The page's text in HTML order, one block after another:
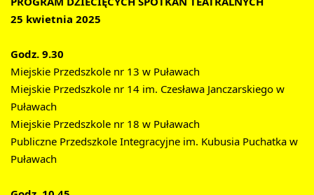
25 kwietnia 2025
Godz. 9.30
Miejskie Przedszkole nr 13 w Puławach
Miejskie Przedszkole nr 14 im. Czesława Janczarskiego w
Puławach
Miejskie Przedszkole nr 18 w Puławach
Publiczne Przedszkole Integracyjne im. Kubusia Puchatka w
Puławach